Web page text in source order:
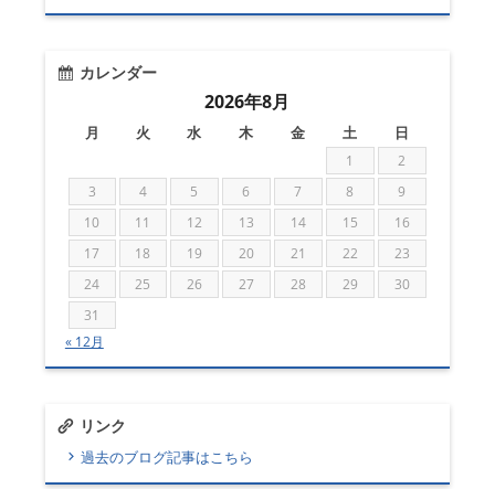
カレンダー
2026年8月
月 火 水 木 金 土 日
1
2
3
4 5 6 7 8
9
10
11 12 13 14 15
16
17
18 19 20 21 22
23
24
25 26 27 28 29
30
31
« 12月
リンク
過去のブログ記事はこちら